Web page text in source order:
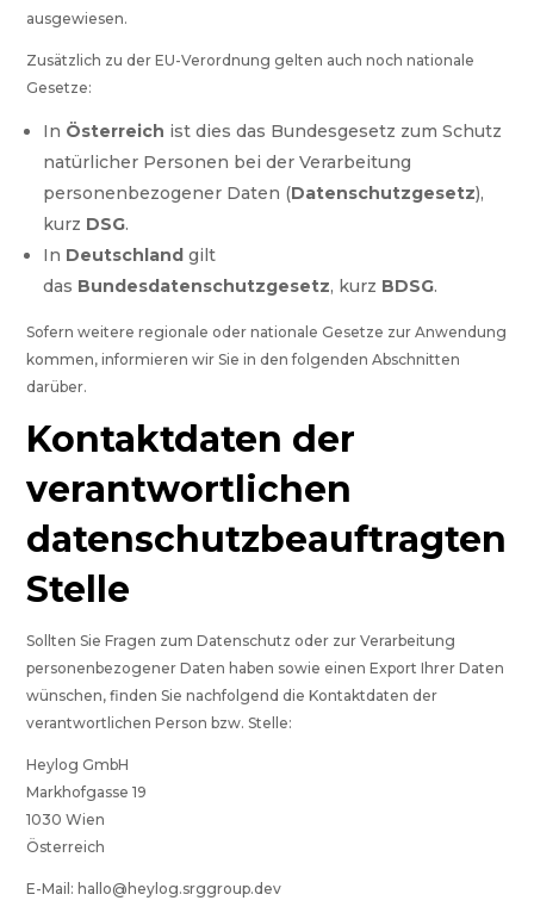
ausgewiesen.
Zusätzlich zu der EU-Verordnung gelten auch noch nationale
Gesetze:
In Österreich ist dies das Bundesgesetz zum Schutz
natürlicher Personen bei der Verarbeitung
personenbezogener Daten (Datenschutzgesetz),
kurz DSG.
In Deutschland gilt
das Bundesdatenschutzgesetz, kurz BDSG.
Sofern weitere regionale oder nationale Gesetze zur Anwendung
kommen, informieren wir Sie in den folgenden Abschnitten
darüber.
Kontaktdaten der
verantwortlichen
datenschutzbeauftragten
Stelle
Sollten Sie Fragen zum Datenschutz oder zur Verarbeitung
personenbezogener Daten haben sowie einen Export Ihrer Daten
wünschen, finden Sie nachfolgend die Kontaktdaten der
verantwortlichen Person bzw. Stelle:
Heylog GmbH
Markhofgasse 19
1030 Wien
Österreich
E-Mail: hallo@heylog.srggroup.dev